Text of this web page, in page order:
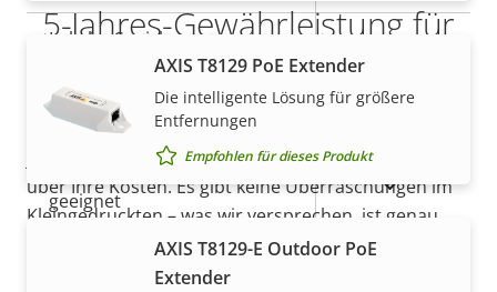
Lokaler Speicher
(Speicherkarteneinschub)
Betriebstemperatur
Für den Außenbereich
geeignet
Ja
Vandalismus-Schutzklasse IK10
AXIS T8129 PoE Extender
Die intelligente Lösung für größere
Entfernungen
Empfohlen für dieses Produkt
AXIS T8129-E Outdoor PoE
Extender
5-Jahres-Gewährleistung für
ein sicheres Gefühl
Unsere neue 5-jährige Gewährleistung bietet
jahrelangen störungsfreien Betrieb und Kontrolle
über Ihre Kosten. Es gibt keine Überraschungen im
Kleingedruckten – was wir versprechen, ist genau
das, was Sie bekommen.